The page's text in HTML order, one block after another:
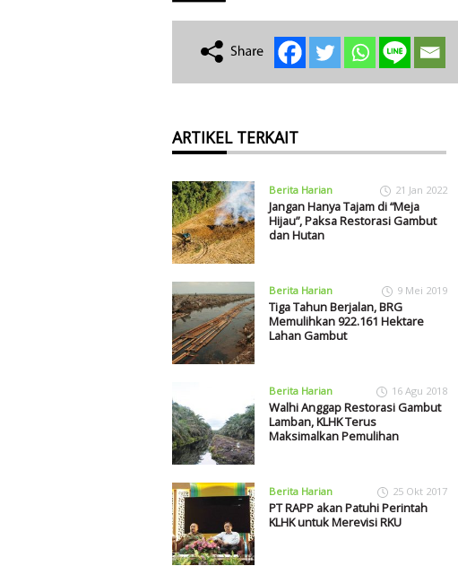
ARTIKEL TERKAIT
Berita Harian 21 Jan 2022
Jangan Hanya Tajam di “Meja
Hijau”, Paksa Restorasi Gambut
dan Hutan
Berita Harian 9 Mei 2019
Tiga Tahun Berjalan, BRG
Memulihkan 922.161 Hektare
Lahan Gambut
Berita Harian 16 Agu 2018
Walhi Anggap Restorasi Gambut
Lamban, KLHK Terus
Maksimalkan Pemulihan
Berita Harian 25 Okt 2017
PT RAPP akan Patuhi Perintah
KLHK untuk Merevisi RKU